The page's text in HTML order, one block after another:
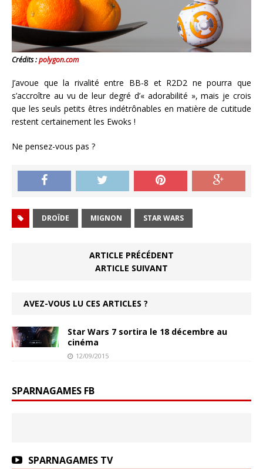
Crédits :polygon.com
J’avoue que la rivalité entre BB-8 et R2D2 ne pourra que
s’accroître au vu de leur degré d’« adorabilité », mais je crois
que les seuls petits êtres indétrônables en matière de cutitude
restent certainement les Ewoks !
Ne pensez-vous pas ?
DROÏDE MIGNON STAR WARS
ARTICLE PRÉCÉDENT
ARTICLE SUIVANT
AVEZ-VOUS LU CES ARTICLES ?
Star Wars 7 sortira le 18 décembre au
cinéma
12/09/2015
SPARNAGAMES FB
SPARNAGAMES TV